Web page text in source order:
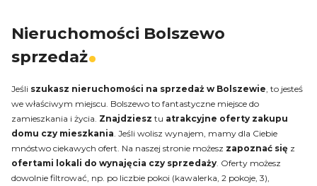
Nieruchomości Bolszewo
sprzedaż
Jeśli szukasz nieruchomości na sprzedaż w Bolszewie , to jesteś
we właściwym miejscu. Bolszewo to fantastyczne miejsce do
zamieszkania i życia. Znajdziesz tu atrakcyjne oferty zakupu
domu czy mieszkania . Jeśli wolisz wynajem, mamy dla Ciebie
mnóstwo ciekawych ofert. Na naszej stronie możesz zapoznać się z
ofertami lokali do wynajęcia czy sprzedaży . Oferty możesz
dowolnie filtrować, np. po liczbie pokoi (kawalerka, 2 pokoje, 3),